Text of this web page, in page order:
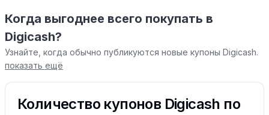
Когда выгоднее всего покупать в
Digicash?
Узнайте, когда обычно публикуются новые купоны Digicash.
показать ещё
Количество купонов Digicash по